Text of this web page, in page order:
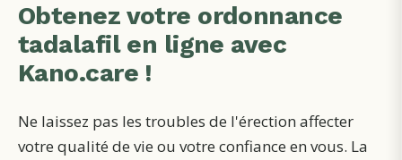
Obtenez votre ordonnance
tadalafil en ligne avec
Kano.care !
Ne laissez pas les troubles de l'érection affecter
votre qualité de vie ou votre confiance en vous. La